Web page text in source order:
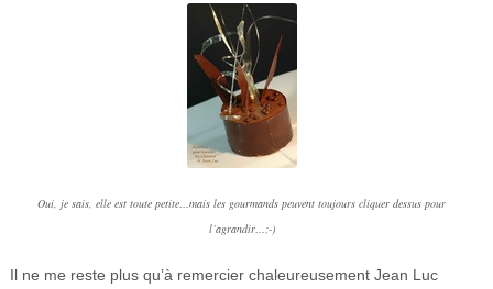
Oui, je sais, elle est toute petite…mais les gourmands peuvent toujours cliquer dessus pour
l’agrandir…;-)
Il ne me reste plus qu’à remercier chaleureusement Jean Luc